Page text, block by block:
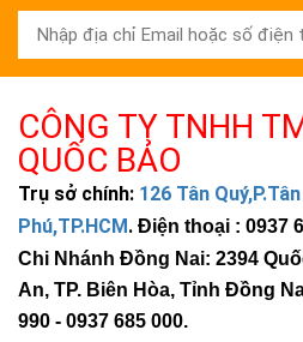
CÔNG TY TNHH
QUỐC BẢO
Trụ sở chính: 126 Tân
Phú,TP.HCM . Điện thoại : 0937
Chi Nhánh Đồng Nai: 2394
An, TP. Biên Hòa, Tỉnh Đồng
990 - 0937 685 000.